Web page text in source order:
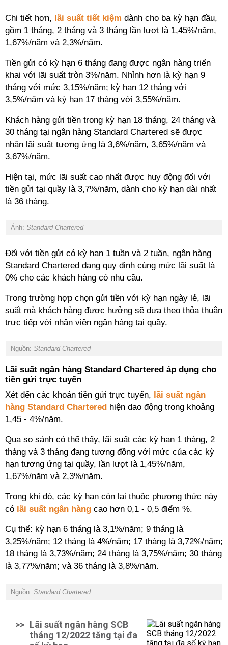
Chi tiết hơn, lãi suất tiết kiệm dành cho ba kỳ hạn đầu,
gồm 1 tháng, 2 tháng và 3 tháng lần lượt là 1,45%/năm,
1,67%/năm và 2,3%/năm.
Tiền gửi có kỳ hạn 6 tháng đang được ngân hàng triển
khai với lãi suất tròn 3%/năm. Nhỉnh hơn là kỳ hạn 9
tháng với mức 3,15%/năm; kỳ hạn 12 tháng với
3,5%/năm và kỳ hạn 17 tháng với 3,55%/năm.
Khách hàng gửi tiền trong kỳ hạn 18 tháng, 24 tháng và
30 tháng tại ngân hàng Standard Chartered sẽ được
nhận lãi suất tương ứng là 3,6%/năm, 3,65%/năm và
3,67%/năm.
Hiện tại, mức lãi suất cao nhất được huy động đối với
tiền gửi tại quầy là 3,7%/năm, dành cho kỳ hạn dài nhất
là 36 tháng.
Ảnh: Standard Chartered
Đối với tiền gửi có kỳ hạn 1 tuần và 2 tuần, ngân hàng
Standard Chartered đang quy định cùng mức lãi suất là
0% cho các khách hàng có nhu cầu.
Trong trường hợp chọn gửi tiền với kỳ hạn ngày lẻ, lãi
suất mà khách hàng được hưởng sẽ dựa theo thỏa thuận
trực tiếp với nhân viên ngân hàng tại quầy.
Nguồn: Standard Chartered
Lãi suất ngân hàng Standard Chartered áp dụng cho
tiền gửi trực tuyến
Xét đến các khoản tiền gửi trực tuyến, lãi suất ngân
hàng Standard Chartered hiện dao động trong khoảng
1,45 - 4%/năm.
Qua so sánh có thể thấy, lãi suất các kỳ hạn 1 tháng, 2
tháng và 3 tháng đang tương đồng với mức của các kỳ
hạn tương ứng tại quầy, lần lượt là 1,45%/năm,
1,67%/năm và 2,3%/năm.
Trong khi đó, các kỳ hạn còn lại thuộc phương thức này
có lãi suất ngân hàng cao hơn 0,1 - 0,5 điểm %.
Cụ thể: kỳ hạn 6 tháng là 3,1%/năm; 9 tháng là
3,25%/năm; 12 tháng là 4%/năm; 17 tháng là 3,72%/năm;
18 tháng là 3,73%/năm; 24 tháng là 3,75%/năm; 30 tháng
là 3,77%/năm; và 36 tháng là 3,8%/năm.
Nguồn: Standard Chartered
>> Lãi suất ngân hàng SCB
tháng 12/2022 tăng tại đa